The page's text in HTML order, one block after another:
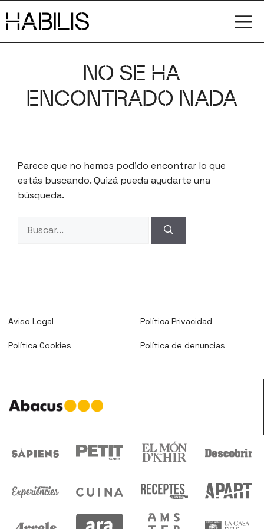
al
NO SE HA
ENCONTRADO NADA
Parece que no hemos podido encontrar lo que
estás buscando. Quizá pueda ayudarte una
búsqueda.
Aviso Legal Política Privacidad
Política Cookies Política de denuncias